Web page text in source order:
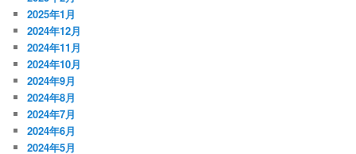
2025年1月
2024年12月
2024年11月
2024年10月
2024年9月
2024年8月
2024年7月
2024年6月
2024年5月